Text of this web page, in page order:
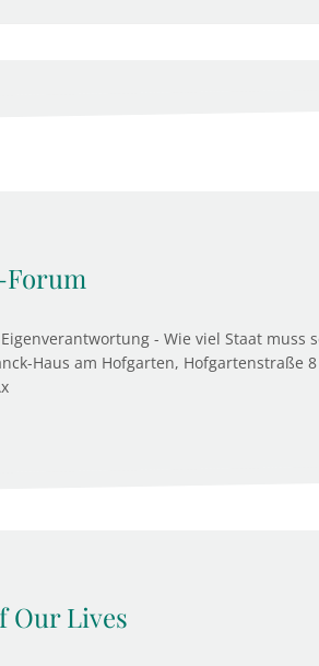
- Wie viel Staat muss
Haus am Hofgarten, Hofgartenstraße
Our Lives